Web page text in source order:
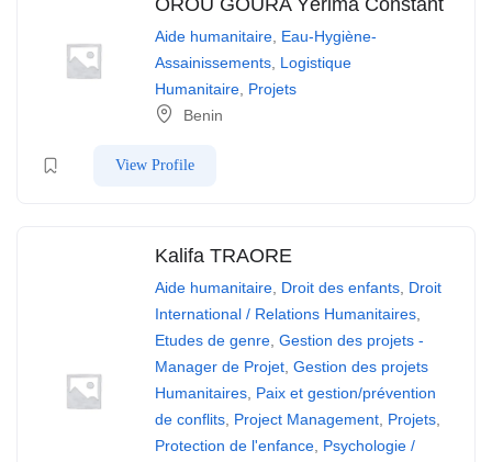
OROU GOURA Yérima Constant
Aide humanitaire, Eau-Hygiène-
Assainissements, Logistique
Humanitaire, Projets
Benin
View Profile
Kalifa TRAORE
Aide humanitaire, Droit des enfants, Droit
International / Relations Humanitaires,
Etudes de genre, Gestion des projets -
Manager de Projet, Gestion des projets
Humanitaires, Paix et gestion/prévention
de conflits, Project Management, Projets,
Protection de l'enfance, Psychologie /